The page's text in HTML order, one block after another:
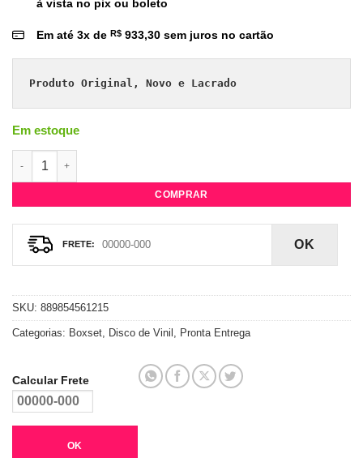
à vista no pix ou boleto
Em até 3x de R$ 933,30 sem juros no cartão
Produto Original, Novo e Lacrado
Em estoque
Vinil Sade – This Far (6 LP’s) quantidade
COMPRAR
OK
SKU: 889854561215
Categorias: Boxset Disco de Vinil Pronta Entrega
Calcular Frete
OK